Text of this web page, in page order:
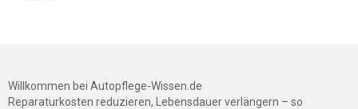
Willkommen bei Autopflege-Wissen.de
Reparaturkosten reduzieren, Lebensdauer verlängern – so